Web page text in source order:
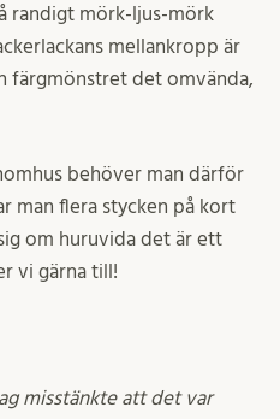
randigt mörk-ljus-mörk
mellankropp är
färgmönstret det omvända,
behöver man därför
man flera stycken på kort
om huruvida det är ett
vi gärna till!
misstänkte att det var